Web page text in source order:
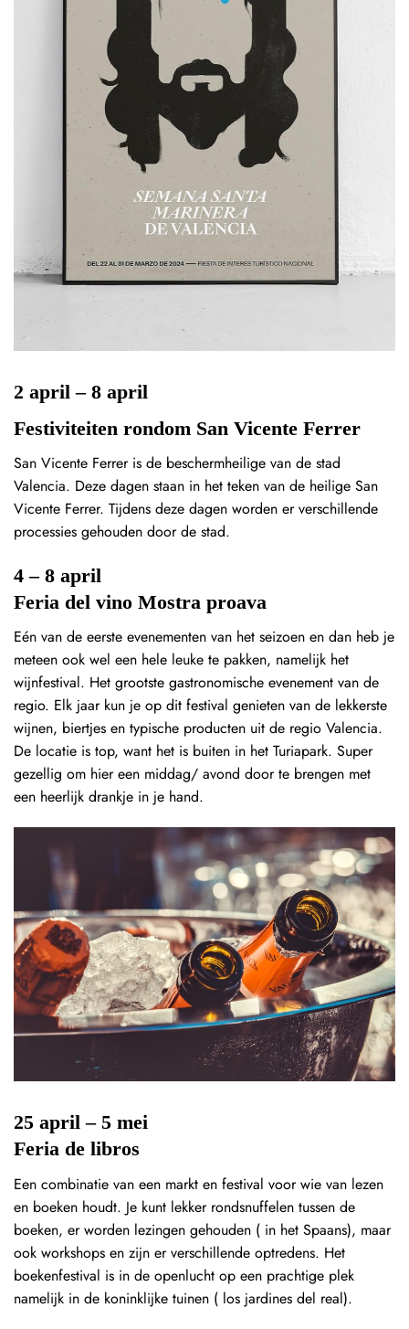
2 april – 8 april
Festiviteiten rondom San Vicente Ferrer
San Vicente Ferrer is de beschermheilige van de stad
Valencia. Deze dagen staan in het teken van de heilige San
Vicente Ferrer. Tijdens deze dagen worden er verschillende
processies gehouden door de stad.
4 – 8 april
Feria del vino Mostra proava
Eén van de eerste evenementen van het seizoen en dan heb je
meteen ook wel een hele leuke te pakken, namelijk het
wijnfestival. Het grootste gastronomische evenement van de
regio. Elk jaar kun je op dit festival genieten van de lekkerste
wijnen, biertjes en typische producten uit de regio Valencia.
De locatie is top, want het is buiten in het Turiapark. Super
gezellig om hier een middag/ avond door te brengen met
een heerlijk drankje in je hand.
25 april – 5 mei
Feria de libros
Een combinatie van een markt en festival voor wie van lezen
en boeken houdt. Je kunt lekker rondsnuffelen tussen de
boeken, er worden lezingen gehouden ( in het Spaans), maar
ook workshops en zijn er verschillende optredens. Het
boekenfestival is in de openlucht op een prachtige plek
namelijk in de koninklijke tuinen ( los jardines del real).